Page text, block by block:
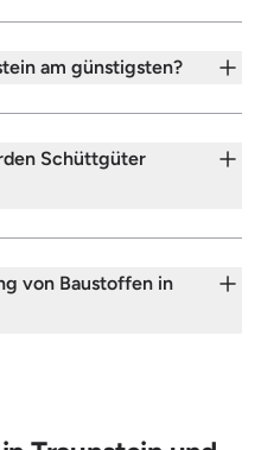
am günstigsten?
Schüttgüter
von Baustoffen in